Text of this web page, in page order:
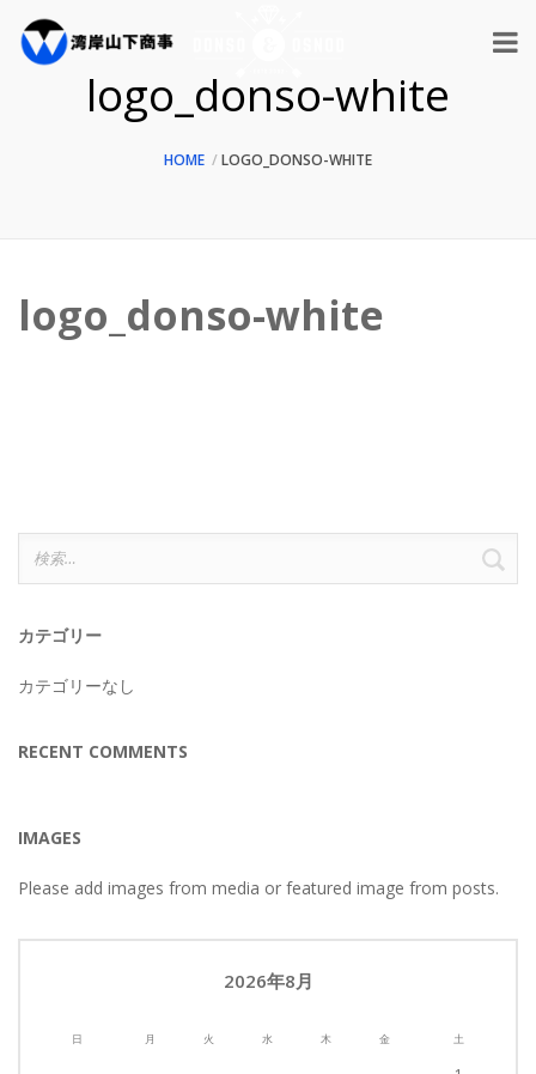
logo_donso-white
HOME LOGO_DONSO-WHITE
logo_donso-white
カテゴリー
カテゴリーなし
RECENT COMMENTS
IMAGES
Please add images from media or featured image from posts.
2026年8月
日 月 火 水 木 金 土